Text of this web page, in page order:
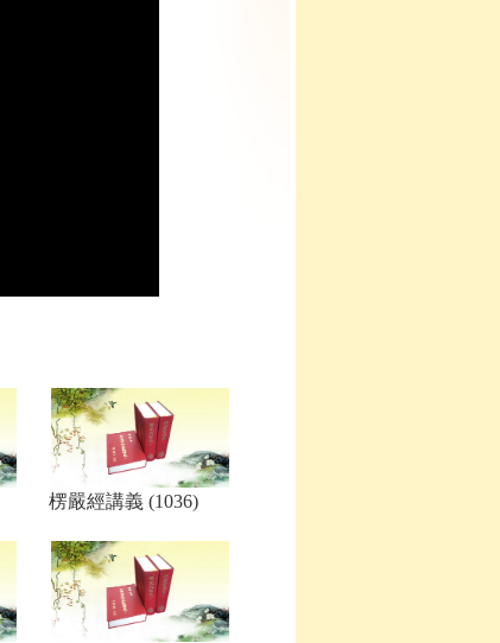
楞嚴經講義 (1036)